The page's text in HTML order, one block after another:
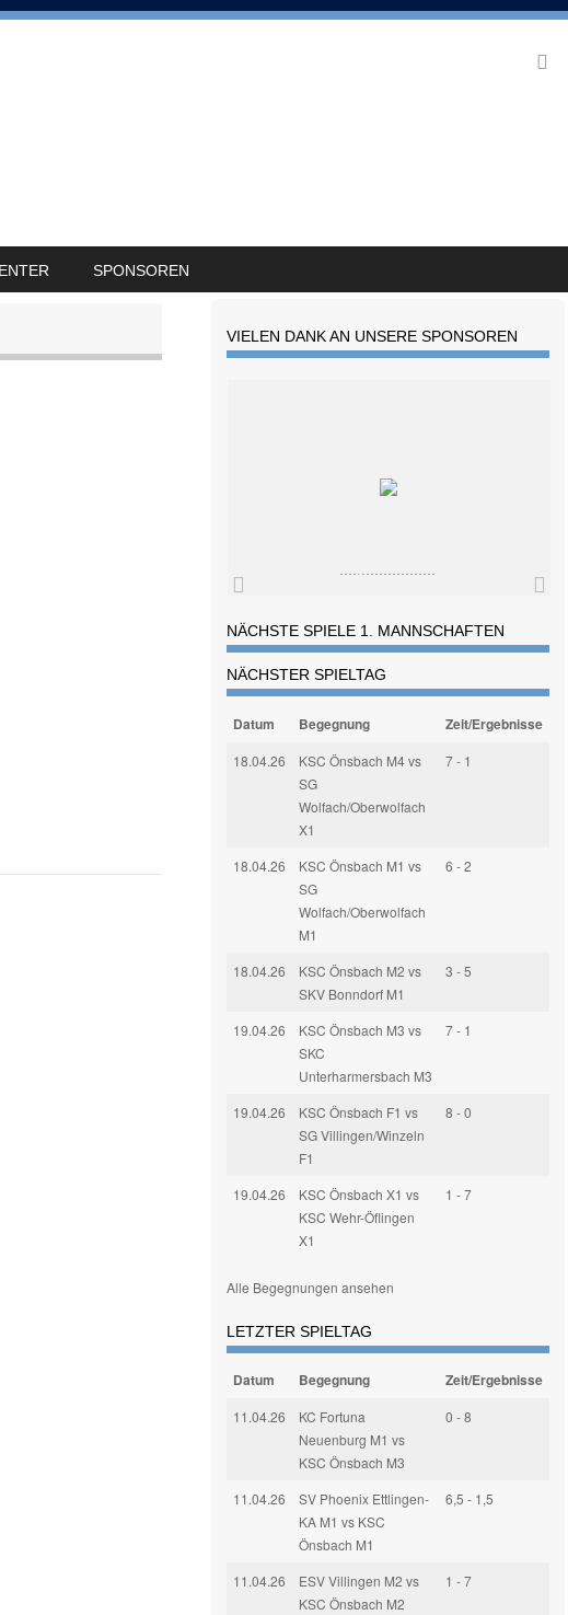
SPONSOREN
VIELEN DANK AN UNSERE SPONSOREN
NÄCHSTE SPIELE 1. MANNSCHAFTEN
NÄCHSTER SPIELTAG
Datum Begegnung Zeit/Ergebnisse
18.04.26
KSC Önsbach M4 vs
SG
Wolfach/Oberwolfach
X1
7 - 1
18.04.26
KSC Önsbach M1 vs
SG
Wolfach/Oberwolfach
M1
6 - 2
18.04.26
KSC Önsbach M2 vs
SKV Bonndorf M1
3 - 5
19.04.26
KSC Önsbach M3 vs
SKC
Unterharmersbach M3
7 - 1
19.04.26
KSC Önsbach F1 vs
SG Villingen/Winzeln
F1
8 - 0
19.04.26
KSC Önsbach X1 vs
KSC Wehr-Öflingen
X1
1 - 7
Alle Begegnungen ansehen
LETZTER SPIELTAG
Datum Begegnung Zeit/Ergebnisse
11.04.26
KC Fortuna
Neuenburg M1 vs
KSC Önsbach M3
0 - 8
11.04.26
SV Phoenix Ettlingen-
KA M1 vs KSC
Önsbach M1
6,5 - 1,5
11.04.26
ESV Villingen M2 vs
KSC Önsbach M2
1 - 7